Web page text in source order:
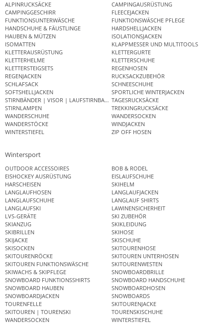
ALPINRUCKSÄCKE
CAMPINGAUSRÜSTUNG
CAMPINGGESCHIRR
FLEECEJACKEN
FUNKTIONSUNTERWÄSCHE
FUNKTIONSWÄSCHE PFLEGE
HANDSCHUHE & FÄUSTLINGE
HARDSHELLJACKEN
HAUBEN & MÜTZEN
ISOLATIONSJACKEN
ISOMATTEN
KLAPPMESSER UND MULTITOOLS
KLETTERAUSRÜSTUNG
KLETTERGURTE
KLETTERHELME
KLETTERSCHUHE
KLETTERSTEIGSETS
REGENHOSEN
REGENJACKEN
RUCKSACKZUBEHÖR
SCHLAFSACK
SCHNEESCHUHE
SOFTSHELLJACKEN
SPORTLICHE WINTERJACKEN
STIRNBÄNDER | VISOR | LAUFSTIRNBANDTAGESRUCKSÄCKE
STIRNLAMPEN
TREKKINGRUCKSÄCKE
WANDERSCHUHE
WANDERSOCKEN
WANDERSTÖCKE
WINDJACKEN
WINTERSTIEFEL
ZIP OFF HOSEN
Wintersport
OUTDOOR ACCESSOIRES
BOB & RODEL
EISHOCKEY AUSRÜSTUNG
EISLAUFSCHUHE
HARSCHEISEN
SKIHELM
LANGLAUFHOSEN
LANGLAUFJACKEN
LANGLAUFSCHUHE
LANGLAUF SHIRTS
LANGLAUFSKI
LAWINENSICHERHEIT
LVS-GERÄTE
SKI ZUBEHÖR
SKIANZUG
SKIKLEIDUNG
SKIBRILLEN
SKIHOSE
SKIJACKE
SKISCHUHE
SKISOCKEN
SKITOURENHOSE
SKITOURENRÖCKE
SKITOUREN UNTERHOSEN
SKITOUREN FUNKTIONSWÄSCHE
SKITOURENWESTEN
SKIWACHS & SKIPFLEGE
SNOWBOARDBRILLE
SNOWBOARD FUNKTIONSSHIRTS
SNOWBOARD HANDSCHUHE
SNOWBOARD HAUBEN
SNOWBOARDHOSEN
SNOWBOARDJACKEN
SNOWBOARDS
TOURENFELLE
SKITOURENJACKE
SKITOUREN | TOURENSKI
TOURENSKISCHUHE
WANDERSOCKEN
WINTERSTIEFEL